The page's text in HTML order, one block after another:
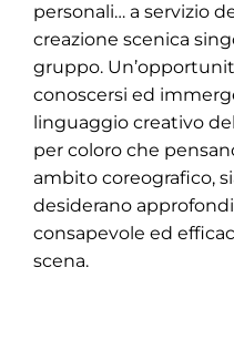
personali… a servizio
creazione scenica
gruppo.
conoscersi ed
linguaggio creativo
per coloro che
ambito coreografico,
desiderano
consapevole ed
scena.